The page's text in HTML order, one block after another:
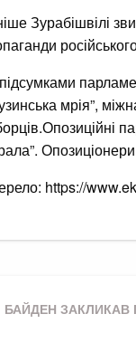
Зурабішвілі
мрія”,
https://
БАЙДЕН ЗАКЛИКАВ